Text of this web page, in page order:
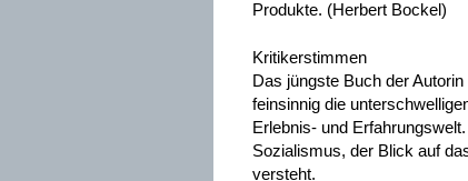
Produkte. (Herbert Bockel)
Kritikerstimmen
Das jüngste Buch der
feinsinnig die
Erlebnis- und
Sozialismus, der Blick auf
versteht.